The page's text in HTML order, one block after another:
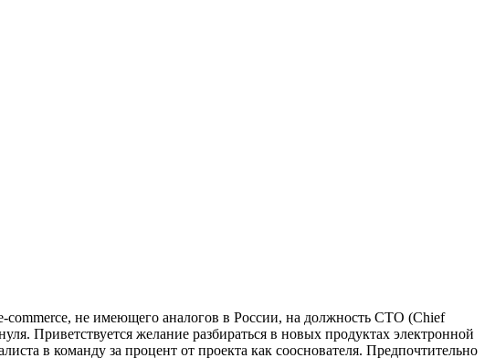
commerce, не имеющего аналогов в России, на должность CTO (Chief
Приветствуется желание разбираться в новых продуктах электронной
в команду за процент от проекта как сооснователя. Предпочтительно